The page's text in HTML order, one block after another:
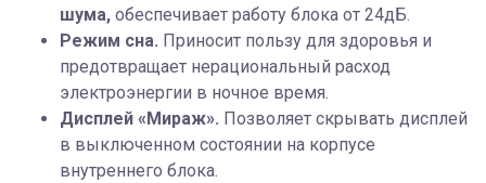
шума, обеспечивает работу блока от 24дБ.
Режим сна. Приносит пользу для здоровья и
предотвращает нерациональный расход
электроэнергии в ночное время.
Дисплей «Мираж». Позволяет скрывать дисплей
в выключенном состоянии на корпусе
внутреннего блока.